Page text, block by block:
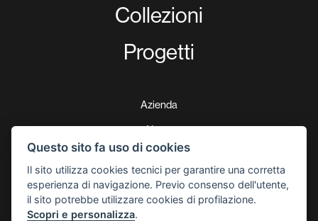
Collezioni
Progetti
Azienda
News
Download
Certificazioni
Garanzia di 5 anni
Questo sito fa uso di cookies
Il sito utilizza cookies tecnici per garantire una corretta
esperienza di navigazione. Previo consenso dell'utente,
il sito potrebbe utilizzare cookies di profilazione.
Scopri e personalizza.